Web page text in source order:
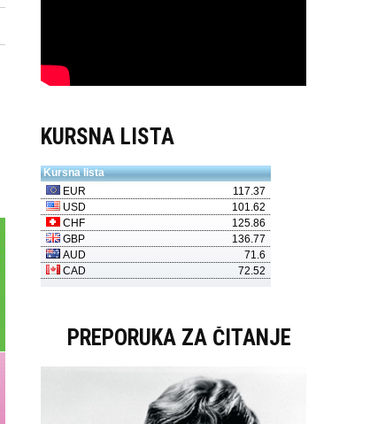
KURSNA LISTA
PREPORUKA ZA ČITANJE